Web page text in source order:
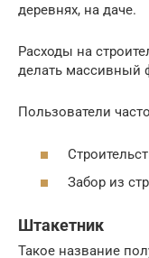
деревнях, на даче.
Расходы на
делать массивный
Пользователи
Забор из
Штакетник
Такое название